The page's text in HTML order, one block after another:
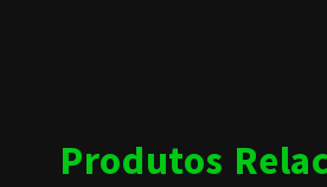
Produtos